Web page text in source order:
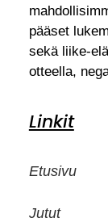
pääset
sekä liike-
otteella,
Linkit
Etusivu
Jutut